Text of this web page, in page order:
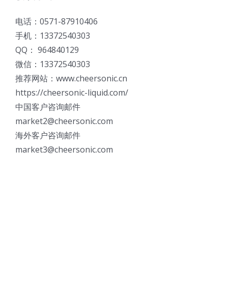
电话：0571-87910406
手机：13372540303
QQ： 964840129
微信：13372540303
推荐网站：www.cheersonic.cn
https://cheersonic-liquid.com/
中国客户咨询邮件
market2@cheersonic.com
海外客户咨询邮件
market3@cheersonic.com